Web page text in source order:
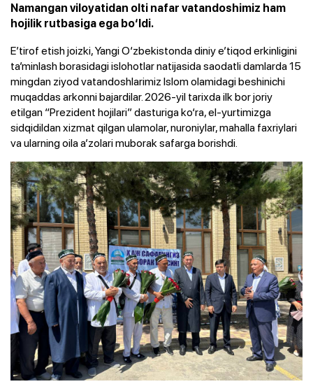
Namangan viloyatidan olti nafar vatandoshimiz ham
hojilik rutbasiga ega bo‘ldi.
E’tirof etish joizki, Yangi O‘zbekistonda diniy e’tiqod erkinligini
ta’minlash borasidagi islohotlar natijasida saodatli damlarda 15
mingdan ziyod vatandoshlarimiz Islom olamidagi beshinichi
muqaddas arkonni bajardilar. 2026-yil tarixda ilk bor joriy
etilgan “Prezident hojilari” dasturiga ko‘ra, el-yurtimizga
sidqidildan xizmat qilgan ulamolar, nuroniylar, mahalla faxriylari
va ularning oila a’zolari muborak safarga borishdi.